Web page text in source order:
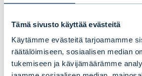
Tämä sivusto käyttää evästeitä
Käytämme evästeitä tarjoamamme
räätälöimiseen, sosiaalisen median
tukemiseen ja kävijämäärämme
korjattavissa? Kuinka
kiinteistökohteet tai
tulevaisuuden varalle, ja
voidaan parantaa? Näihin ja